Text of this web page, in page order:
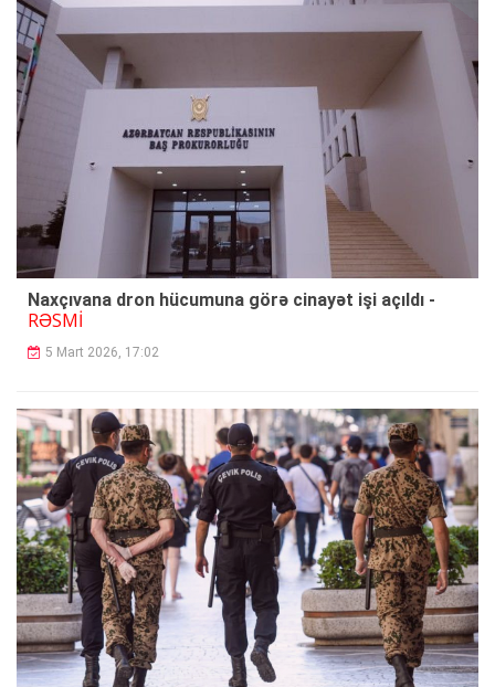
Naxçıvana dron hücumuna görə cinayət işi açıldı -
RƏSMİ
5 Mart 2026, 17:02